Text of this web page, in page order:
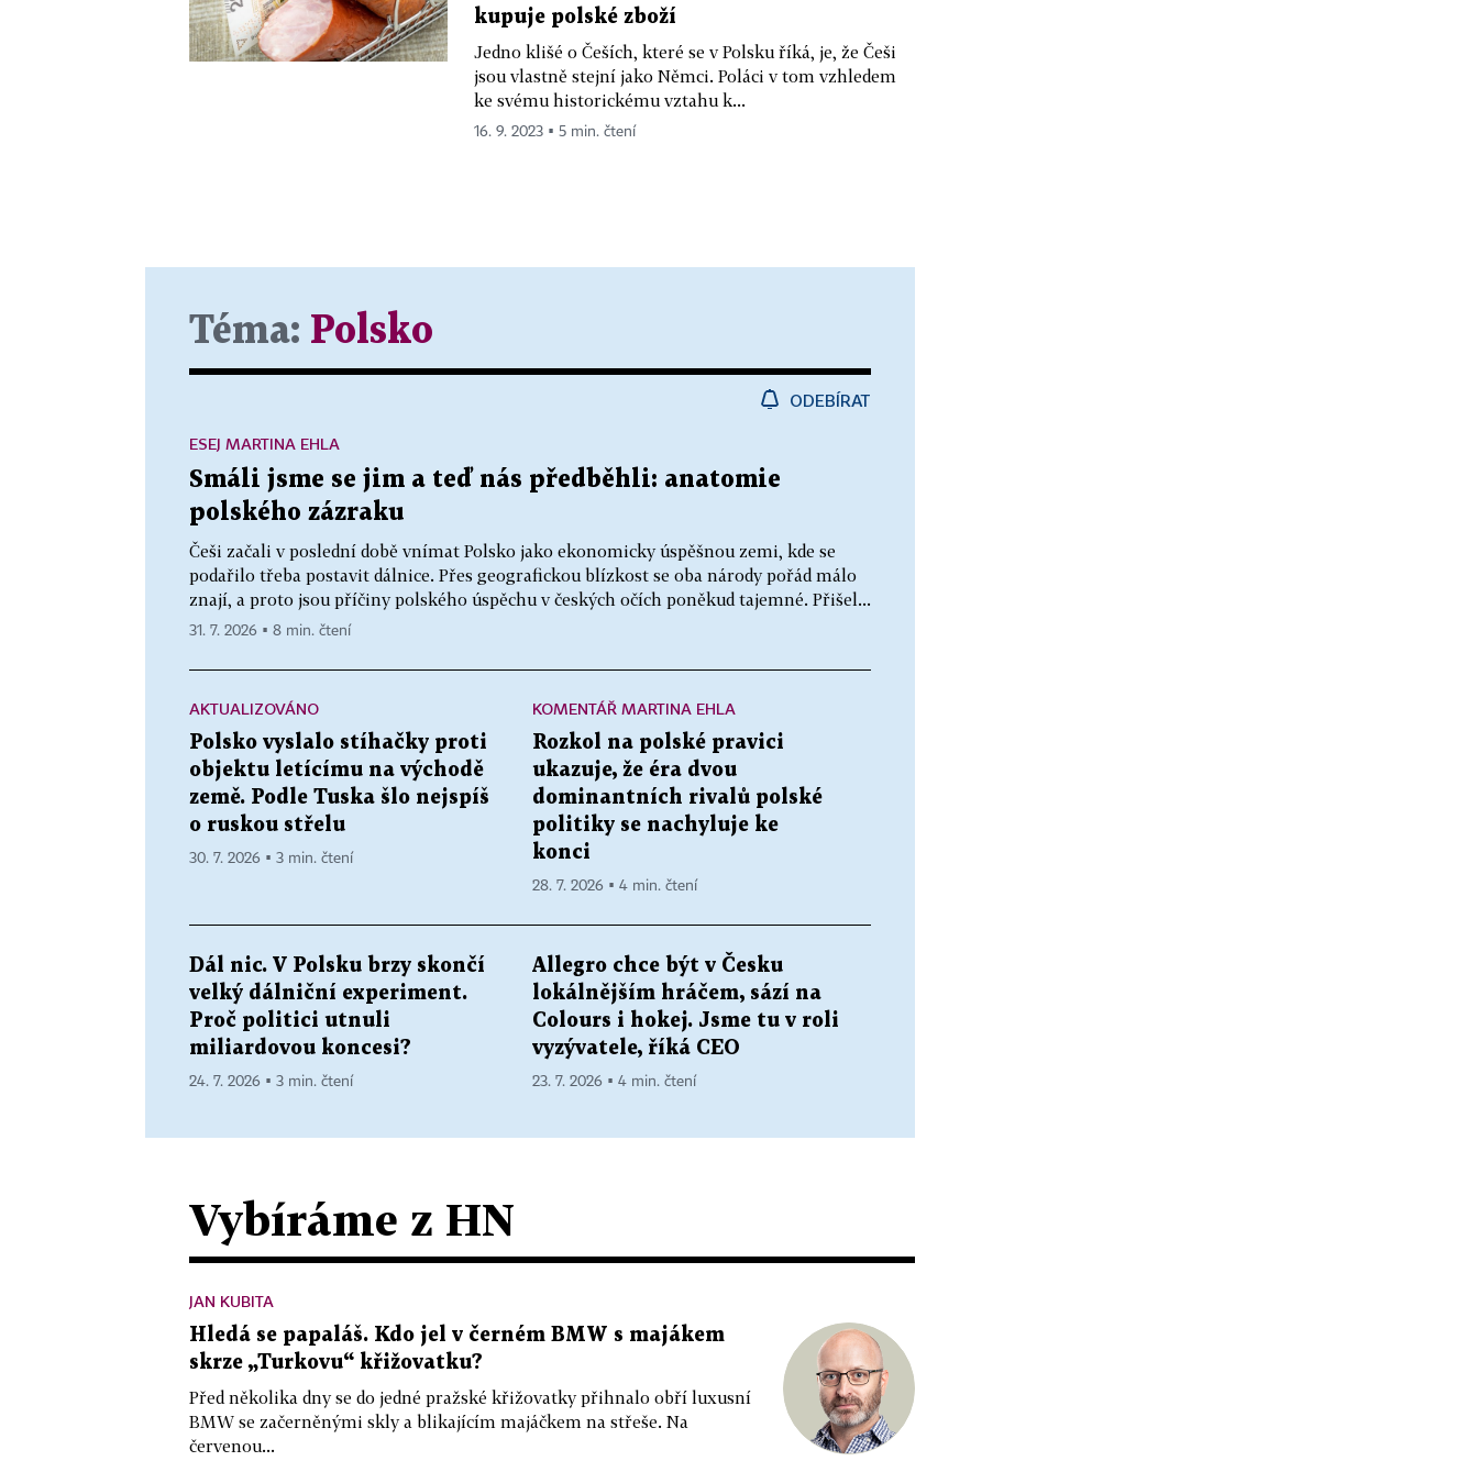
kupuje polské zboží
Jedno klišé o Češích, které se v Polsku říká, je, že Češi
jsou vlastně stejní jako Němci. Poláci v tom vzhledem
ke svému historickému vztahu k...
16. 9. 2023 ▪ 5 min. čtení
Téma: Polsko
ODEBÍRAT
Smáli jsme se jim a teď nás předběhli: anatomie
polského zázraku
Češi začali v poslední době vnímat Polsko jako ekonomicky úspěšnou zemi, kde se
podařilo třeba postavit dálnice. Přes geografickou blízkost se oba národy pořád málo
znají, a proto jsou příčiny polského úspěchu v českých očích poněkud tajemné. Přišel...
ESEJ MARTINA EHLA
31. 7. 2026 ▪ 8 min. čtení
AKTUALIZOVÁNO
Polsko vyslalo stíhačky proti
objektu letícímu na východě
země. Podle Tuska šlo nejspíš
o ruskou střelu
30. 7. 2026 ▪ 3 min. čtení
KOMENTÁŘ MARTINA EHLA
Rozkol na polské pravici
ukazuje, že éra dvou
dominantních rivalů polské
politiky se nachyluje ke
konci
28. 7. 2026 ▪ 4 min. čtení
Dál nic. V Polsku brzy skončí
velký dálniční experiment.
Proč politici utnuli
miliardovou koncesi?
24. 7. 2026 ▪ 3 min. čtení
Allegro chce být v Česku
lokálnějším hráčem, sází na
Colours i hokej. Jsme tu v roli
vyzývatele, říká CEO
23. 7. 2026 ▪ 4 min. čtení
Vybíráme z HN
JAN KUBITA
Hledá se papaláš. Kdo jel v černém BMW s majákem
skrze „Turkovu“ křižovatku?
Před několika dny se do jedné pražské křižovatky přihnalo obří luxusní
BMW se začerněnými skly a blikajícím majáčkem na střeše. Na
červenou...